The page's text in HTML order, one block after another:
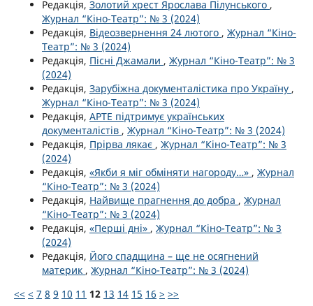
Редакція, Золотий хрест Ярослава Пілунського ,
Журнал “Кіно-Театр”: № 3 (2024)
Редакція, Відеозвернення 24 лютого , Журнал “Кіно-
Театр”: № 3 (2024)
Редакція, Пісні Джамали , Журнал “Кіно-Театр”: № 3
(2024)
Редакція, Зарубіжна документалістика про Україну ,
Журнал “Кіно-Театр”: № 3 (2024)
Редакція, АРТЕ підтримує українських
документалістів , Журнал “Кіно-Театр”: № 3 (2024)
Редакція, Прірва лякає , Журнал “Кіно-Театр”: № 3
(2024)
Редакція, «Якби я міг обміняти нагороду…» , Журнал
“Кіно-Театр”: № 3 (2024)
Редакція, Найвище прагнення до добра , Журнал
“Кіно-Театр”: № 3 (2024)
Редакція, «Перші дні» , Журнал “Кіно-Театр”: № 3
(2024)
Редакція, Його спадщина – ще не осягнений
материк , Журнал “Кіно-Театр”: № 3 (2024)
<< < 7 8 9 10 11 12 13 14 15 16 > >>